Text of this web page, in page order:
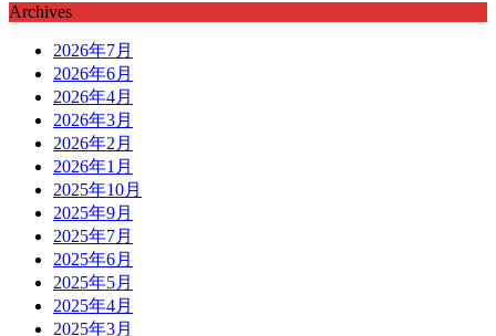
Archives
2026年7月
2026年6月
2026年4月
2026年3月
2026年2月
2026年1月
2025年10月
2025年9月
2025年7月
2025年6月
2025年5月
2025年4月
2025年3月